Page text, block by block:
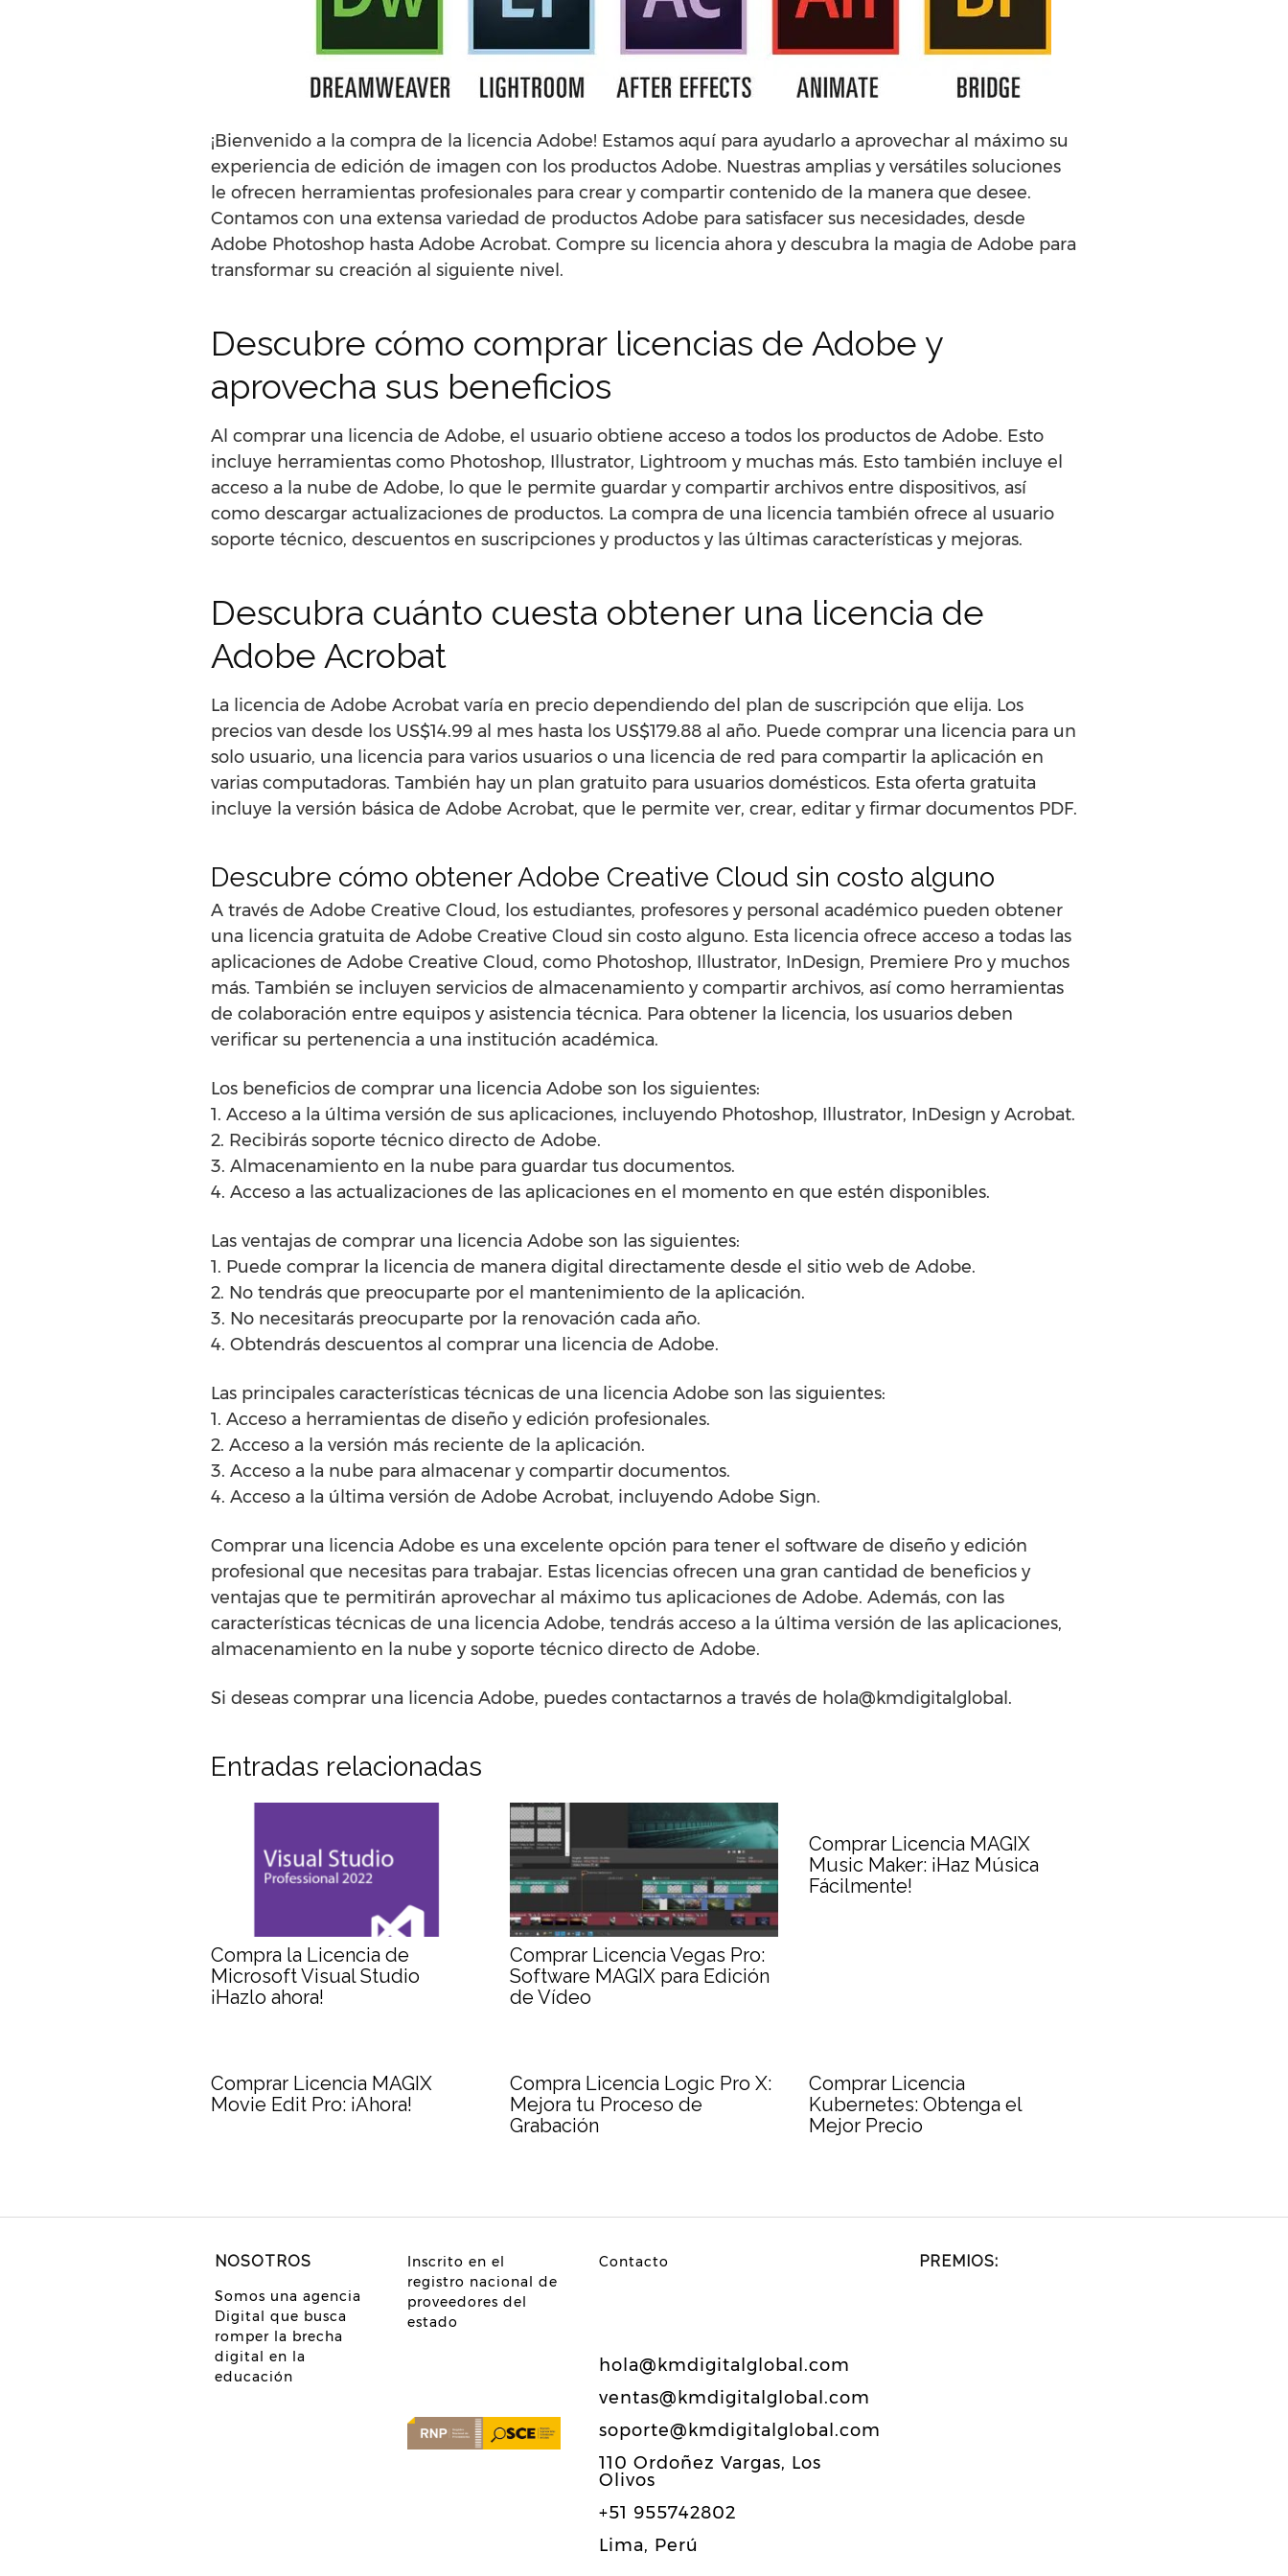
¡Bienvenido a la compra de la licencia Adobe! Estamos aquí para ayudarlo a aprovechar al máximo su
experiencia de edición de imagen con los productos Adobe. Nuestras amplias y versátiles soluciones
le ofrecen herramientas profesionales para crear y compartir contenido de la manera que desee.
Contamos con una extensa variedad de productos Adobe para satisfacer sus necesidades, desde
Adobe Photoshop hasta Adobe Acrobat. Compre su licencia ahora y descubra la magia de Adobe para
transformar su creación al siguiente nivel.
Descubre cómo comprar licencias de Adobe y
aprovecha sus beneficios
Al comprar una licencia de Adobe, el usuario obtiene acceso a todos los productos de Adobe. Esto
incluye herramientas como Photoshop, Illustrator, Lightroom y muchas más. Esto también incluye el
acceso a la nube de Adobe, lo que le permite guardar y compartir archivos entre dispositivos, así
como descargar actualizaciones de productos. La compra de una licencia también ofrece al usuario
soporte técnico, descuentos en suscripciones y productos y las últimas características y mejoras.
Descubra cuánto cuesta obtener una licencia de
Adobe Acrobat
La licencia de Adobe Acrobat varía en precio dependiendo del plan de suscripción que elija. Los
precios van desde los US$14.99 al mes hasta los US$179.88 al año. Puede comprar una licencia para un
solo usuario, una licencia para varios usuarios o una licencia de red para compartir la aplicación en
varias computadoras. También hay un plan gratuito para usuarios domésticos. Esta oferta gratuita
incluye la versión básica de Adobe Acrobat, que le permite ver, crear, editar y firmar documentos PDF.
Descubre cómo obtener Adobe Creative Cloud sin costo alguno
A través de Adobe Creative Cloud, los estudiantes, profesores y personal académico pueden obtener
una licencia gratuita de Adobe Creative Cloud sin costo alguno. Esta licencia ofrece acceso a todas las
aplicaciones de Adobe Creative Cloud, como Photoshop, Illustrator, InDesign, Premiere Pro y muchos
más. También se incluyen servicios de almacenamiento y compartir archivos, así como herramientas
de colaboración entre equipos y asistencia técnica. Para obtener la licencia, los usuarios deben
verificar su pertenencia a una institución académica.
Los beneficios de comprar una licencia Adobe son los siguientes:
1. Acceso a la última versión de sus aplicaciones, incluyendo Photoshop, Illustrator, InDesign y Acrobat.
2. Recibirás soporte técnico directo de Adobe.
3. Almacenamiento en la nube para guardar tus documentos.
4. Acceso a las actualizaciones de las aplicaciones en el momento en que estén disponibles.
Las ventajas de comprar una licencia Adobe son las siguientes:
1. Puede comprar la licencia de manera digital directamente desde el sitio web de Adobe.
2. No tendrás que preocuparte por el mantenimiento de la aplicación.
3. No necesitarás preocuparte por la renovación cada año.
4. Obtendrás descuentos al comprar una licencia de Adobe.
Las principales características técnicas de una licencia Adobe son las siguientes:
1. Acceso a herramientas de diseño y edición profesionales.
2. Acceso a la versión más reciente de la aplicación.
3. Acceso a la nube para almacenar y compartir documentos.
4. Acceso a la última versión de Adobe Acrobat, incluyendo Adobe Sign.
Comprar una licencia Adobe es una excelente opción para tener el software de diseño y edición
profesional que necesitas para trabajar. Estas licencias ofrecen una gran cantidad de beneficios y
ventajas que te permitirán aprovechar al máximo tus aplicaciones de Adobe. Además, con las
características técnicas de una licencia Adobe, tendrás acceso a la última versión de las aplicaciones,
almacenamiento en la nube y soporte técnico directo de Adobe.
Si deseas comprar una licencia Adobe, puedes contactarnos a través de hola@kmdigitalglobal.
Entradas relacionadas
Compra la Licencia de
Microsoft Visual Studio
¡Hazlo ahora!
Comprar Licencia Vegas Pro:
Software MAGIX para Edición
de Vídeo
Comprar Licencia MAGIX
Music Maker: ¡Haz Música
Fácilmente!
Comprar Licencia MAGIX
Movie Edit Pro: ¡Ahora!
Compra Licencia Logic Pro X:
Mejora tu Proceso de
Grabación
Comprar Licencia
Kubernetes: Obtenga el
Mejor Precio
NOSOTROS
Somos una agencia
Digital que busca
romper la brecha
digital en la
educación
Inscrito en el
registro nacional de
proveedores del
estado
Contacto
hola@kmdigitalglobal.com
ventas@kmdigitalglobal.com
soporte@kmdigitalglobal.com
110 Ordoñez Vargas, Los
Olivos
+51 955742802
Lima, Perú
PREMIOS: